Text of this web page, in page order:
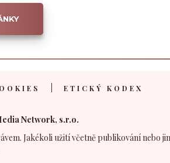
ETICKÝ KODEX
Network, s.r.o.
Jakékoli užití včetně publikování nebo